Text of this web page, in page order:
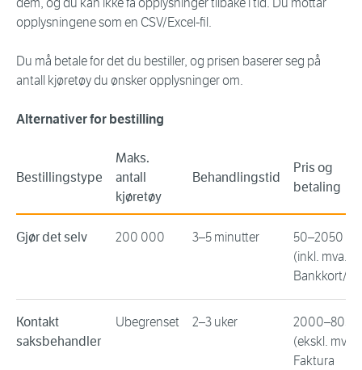
dem, og du kan ikke få opplysninger tilbake i tid. Du mottar
opplysningene som en CSV/Excel-fil.
Du må betale for det du bestiller, og prisen baserer seg på
antall kjøretøy du ønsker opplysninger om.
Alternativer for bestilling
Bestillingstype
Maks.
antall
kjøretøy
Behandlingstid
Pris og
betaling
Gjør det selv 200 000 3–5 minutter
50–2050 kr
(inkl. mva.)
Bankkort/
Kontakt
saksbehandler
Ubegrenset 2–3 uker
2000–8050
(ekskl. mva.)
Faktura